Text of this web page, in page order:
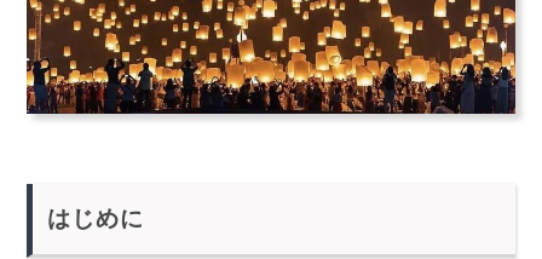
はじめに